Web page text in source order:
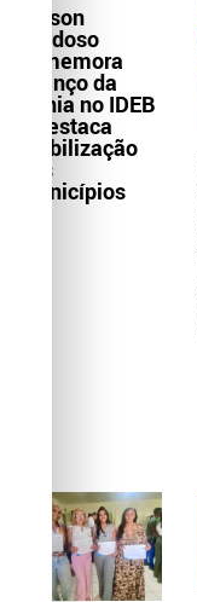
Wilson
Cardoso
comemora
avanço da
Bahia no IDEB
e destaca
mobilização
dos
municípios